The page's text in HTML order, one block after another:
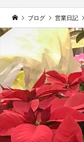
ブログ 営業日記